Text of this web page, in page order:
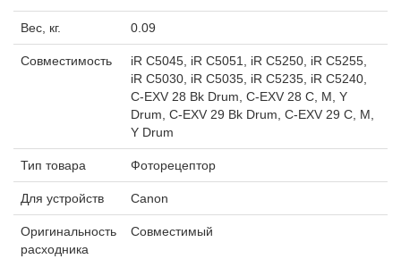
Вес, кг. 0.09
Совместимость
iR C5045, iR C5051, iR C5250, iR C5255,
iR C5030, iR C5035, iR C5235, iR C5240,
C-EXV 28 Bk Drum, C-EXV 28 C, M, Y
Drum, C-EXV 29 Bk Drum, C-EXV 29 C, M,
Y Drum
Тип товара Фоторецептор
Для устройств Canon
Оригинальность
расходника
Совместимый